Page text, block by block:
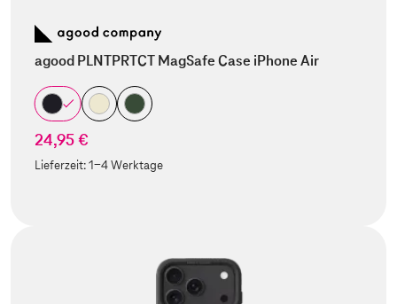
agood PLNTPRTCT MagSafe Case iPhone Air
24,95 €
Lieferzeit:1-4 Werktage